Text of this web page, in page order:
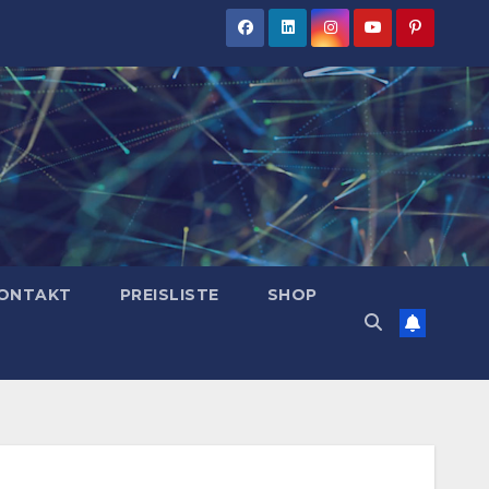
PREISLISTE SHOP